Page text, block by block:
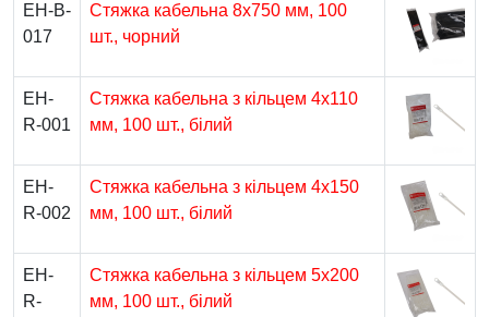
EH-B-
017
Стяжка кабельна 8х750 мм, 100
шт., чорний
EH-
R-001
Стяжка кабельна з кільцем 4х110
мм, 100 шт., білий
EH-
R-002
Стяжка кабельна з кільцем 4х150
мм, 100 шт., білий
EH-
R-
Стяжка кабельна з кільцем 5х200
мм, 100 шт., білий